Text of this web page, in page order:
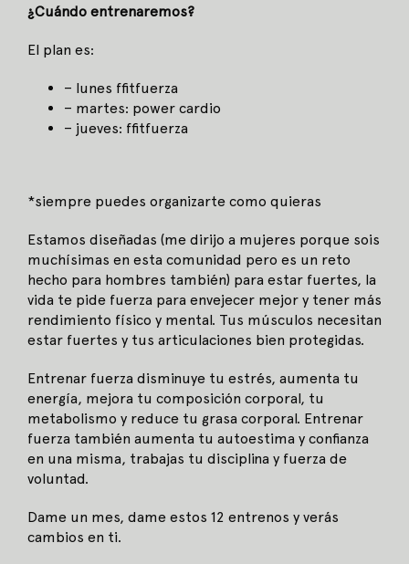
¿Cuándo entrenaremos?
El plan es:
– lunes ffitfuerza
– martes: power cardio
– jueves: ffitfuerza
*siempre puedes organizarte como quieras
Estamos diseñadas (me dirijo a mujeres porque sois
muchísimas en esta comunidad pero es un reto
hecho para hombres también) para estar fuertes, la
vida te pide fuerza para envejecer mejor y tener más
rendimiento físico y mental. Tus músculos necesitan
estar fuertes y tus articulaciones bien protegidas.
Entrenar fuerza disminuye tu estrés, aumenta tu
energía, mejora tu composición corporal, tu
metabolismo y reduce tu grasa corporal. Entrenar
fuerza también aumenta tu autoestima y confianza
en una misma, trabajas tu disciplina y fuerza de
voluntad.
Dame un mes, dame estos 12 entrenos y verás
cambios en ti.